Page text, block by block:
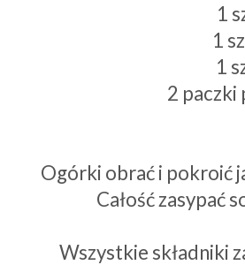
1
1
1
2 paczki
Ogórki obrać i pokroić
Całość zasypać
Wszystkie składniki